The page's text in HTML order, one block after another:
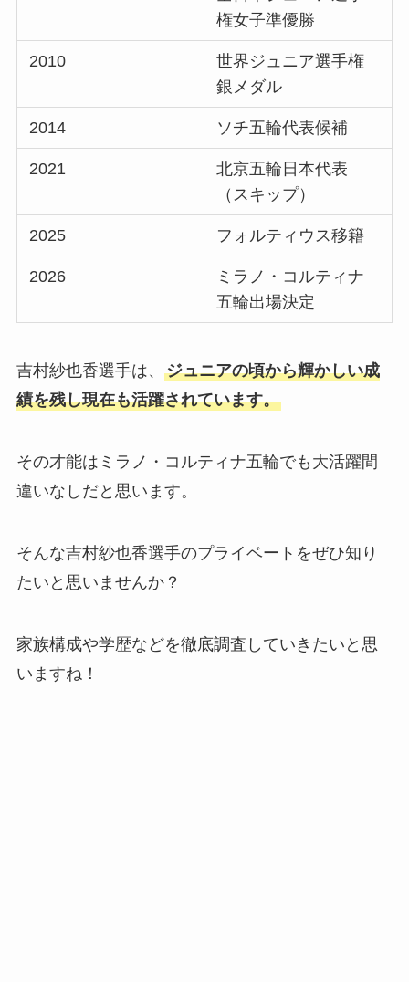
権女子準優勝​
2010
世界ジュニア選手権
銀メダル​
2014 ソチ五輪代表候補​
2021
北京五輪日本代表
（スキップ）​
2025 フォルティウス移籍​
2026
ミラノ・コルティナ
五輪出場決定​
吉村紗也香選手は、 ジュニアの頃から輝かしい成
績を残し現在も活躍されています。
その才能はミラノ・コルティナ五輪でも大活躍間
違いなしだと思います。
そんな吉村紗也香選手のプライベートをぜひ知り
たいと思いませんか？
家族構成や学歴などを徹底調査していきたいと思
いますね！